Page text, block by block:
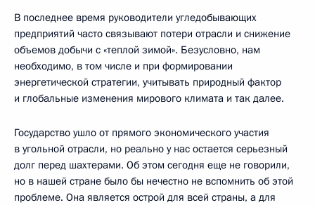
В последнее время руководители угледобывающих
предприятий часто связывают потери отрасли и снижение
объемов добычи с «теплой зимой». Безусловно, нам
необходимо, в том числе и при формировании
энергетической стратегии, учитывать природный фактор
и глобальные изменения мирового климата и так далее.
Государство ушло от прямого экономического участия
в угольной отрасли, но реально у нас остается серьезный
долг перед шахтерами. Об этом сегодня еще не говорили,
но в нашей стране было бы нечестно не вспомнить об этой
проблеме. Она является острой для всей страны, а для